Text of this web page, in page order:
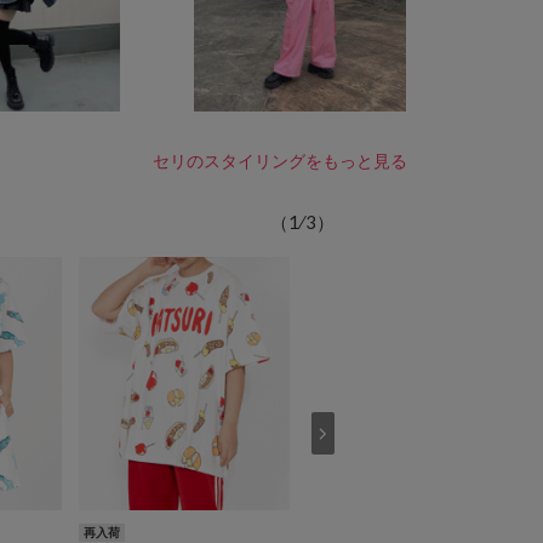
セリのスタイリングをもっと見る
（1⁄3）
再入荷